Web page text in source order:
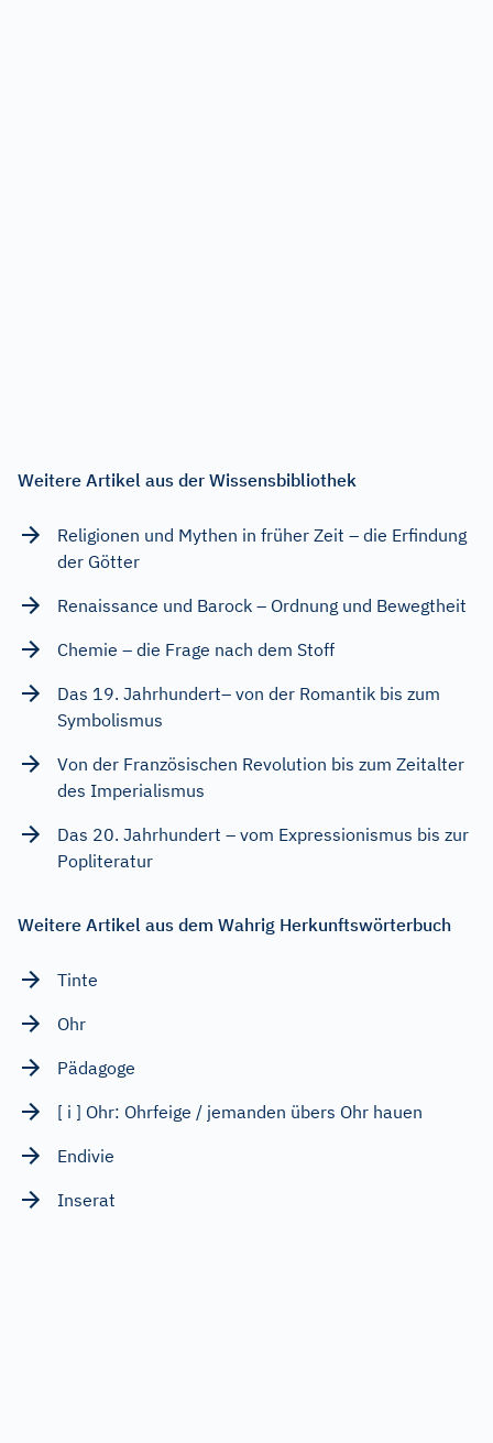
Weitere Artikel aus der Wissensbibliothek
Religionen und Mythen in früher Zeit – die Erfindung
der Götter
Renaissance und Barock – Ordnung und Bewegtheit
Chemie – die Frage nach dem Stoff
Das 19. Jahrhundert– von der Romantik bis zum
Symbolismus
Von der Französischen Revolution bis zum Zeitalter
des Imperialismus
Das 20. Jahrhundert – vom Expressionismus bis zur
Popliteratur
Weitere Artikel aus dem Wahrig Herkunftswörterbuch
Tinte
Ohr
Pädagoge
[ i ] Ohr: Ohrfeige / jemanden übers Ohr hauen
Endivie
Inserat